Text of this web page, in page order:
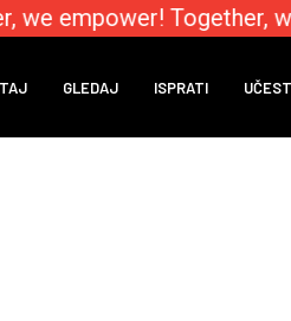
empower! Together,
GLEDAJ ISPRATI